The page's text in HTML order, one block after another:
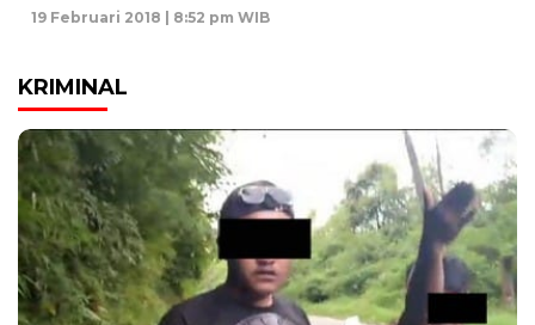
19 Februari 2018 | 8:52 pm WIB
KRIMINAL